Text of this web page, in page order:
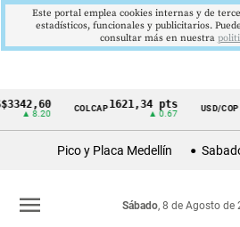
Cintillo
Colombia
COLCAP1621,34 pts USD/COP
▲
Pico y Placa Medellín
Sábado, 8 de Agosto de
menu
Este portal emplea cookies internas y de
estadísticos, funcionales y publicitarios.
consultar más en nuestra